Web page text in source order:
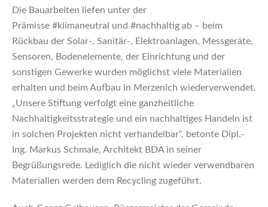
Die Bauarbeiten liefen unter der
Prämisse #klimaneutral und #nachhaltigab – beim
Rückbau der Solar-, Sanitär-, Elektroanlagen, Messgeräte,
Sensoren, Bodenelemente, der Einrichtung und der
sonstigen Gewerke wurden möglichst viele Materialien
erhalten und beim Aufbau in Merzenich wiederverwendet.
„Unsere Stiftung verfolgt eine ganzheitliche
Nachhaltigkeitsstrategie und ein nachhaltiges Handeln ist
in solchen Projekten nicht verhandelbar“, betonte Dipl.-
Ing. Markus Schmale, Architekt BDA in seiner
Begrüßungsrede. Lediglich die nicht wieder verwendbaren
Materialien werden dem Recycling zugeführt.